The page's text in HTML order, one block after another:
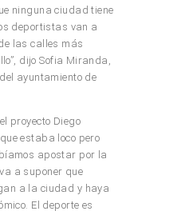
ninguna ciudad tiene
deportistas van a
las calles más
dijo Sofia Miranda,
ayuntamiento de
proyecto Diego
estaba loco pero
apostar por la
a suponer que
a la ciudad y haya
El deporte es